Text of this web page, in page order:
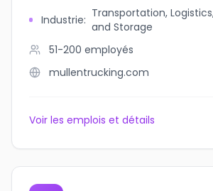
Industrie: Transportation,
and Storage
51-200 employés
mullentrucking.com
Voir les emplois et détails